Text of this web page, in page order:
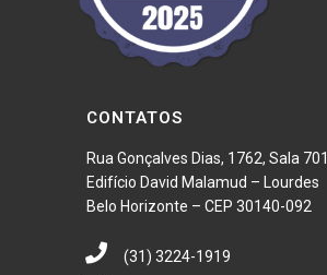
CONTATOS
Rua Gonçalves Dias, 1762, Sala 701
Edifício David Malamud – Lourdes
Belo Horizonte – CEP 30140-092
(31) 3224-1919